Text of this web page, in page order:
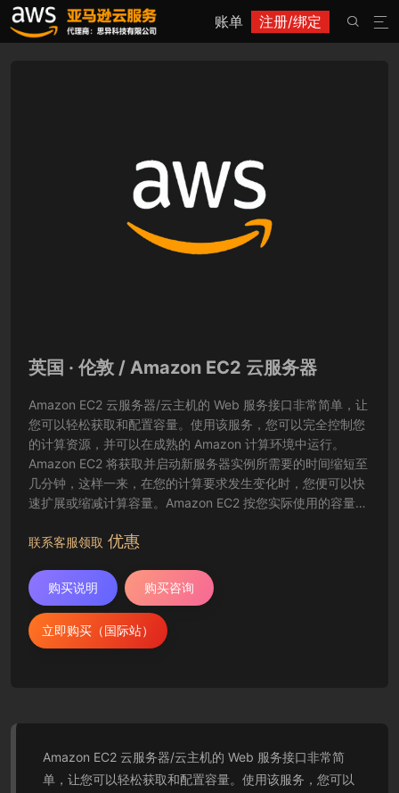
账单 注册/绑定 

英国 · 伦敦 / Amazon EC2 云服务器
Amazon EC2 云服务器/云主机的 Web 服务接口非常简单，让
您可以轻松获取和配置容量。使用该服务，您可以完全控制您
的计算资源，并可以在成熟的 Amazon 计算环境中运行。
Amazon EC2 将获取并启动新服务器实例所需要的时间缩短至
几分钟，这样一来，在您的计算要求发生变化时，您便可以快
速扩展或缩减计算容量。Amazon EC2 按您实际使用的容量收
开发人员提供了创建故障恢复应用程序以及排除常见故障情况
联系客服领取 优惠
购买说明 购买咨询
立即购买（国际站）
Amazon EC2 云服务器/云主机的 Web 服务接口非常简
单，让您可以轻松获取和配置容量。使用该服务，您可以